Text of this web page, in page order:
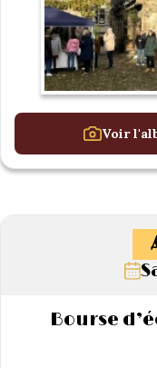
Voir
Bourse